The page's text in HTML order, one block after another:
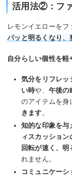
活用法②：フ
レモンイエローをフ
パッと明るくなり、
自分らしい個性を軽
気分をリフレッ
い時や、 午後の
のアイテムを身
きます。
知的な印象を与
ィスカッション
回転が速く、明
れません。
コミュニケーシ